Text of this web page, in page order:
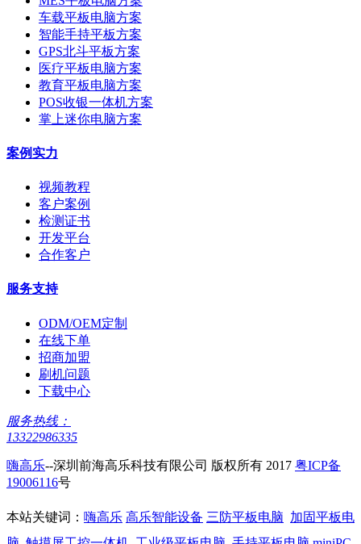
车载平板电脑方案
智能手持平板方案
GPS北斗平板方案
医疗平板电脑方案
教育平板电脑方案
POS收银一体机方案
掌上迷你电脑方案
案例实力
视频教程
客户案例
检测证书
开发平台
合作客户
服务支持
ODM/OEM定制
在线下单
招商加盟
刷机问题
下载中心
服务热线：
13322986335
嗨高乐--深圳前海高乐科技有限公司 版权所有 2017 粤ICP备
19006116号
本站关键词： 嗨高乐 高乐智能设备 三防平板电脑 加固平板电